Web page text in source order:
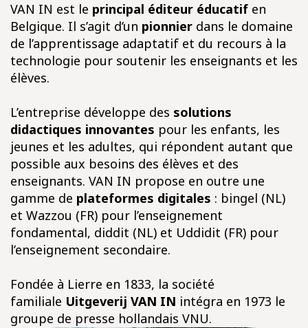
VAN IN est le principal éditeur éducatif en
Belgique. Il s’agit d’un pionnier dans le domaine
de l’apprentissage adaptatif et du recours à la
technologie pour soutenir les enseignants et les
élèves.
L’entreprise développe des solutions
didactiques innovantes pour les enfants, les
jeunes et les adultes, qui répondent autant que
possible aux besoins des élèves et des
enseignants. VAN IN propose en outre une
gamme de plateformes digitales : bingel (NL)
et Wazzou (FR) pour l’enseignement
fondamental, diddit (NL) et Uddidit (FR) pour
l’enseignement secondaire.
Fondée à Lierre en 1833, la société
familiale Uitgeverij VAN IN intégra en 1973 le
groupe de presse hollandais VNU.